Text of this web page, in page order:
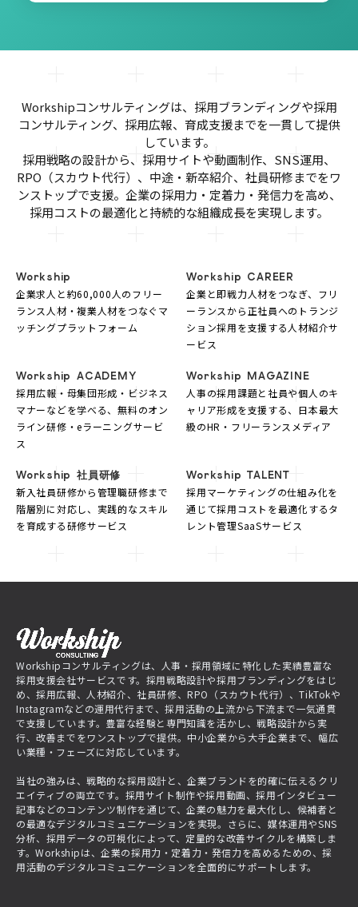
Workshipコンサルティングは、採用ブランディングや採用
コンサルティング、採用広報、育成支援までを一貫して提供
しています。
採用戦略の設計から、採用サイトや動画制作、SNS運用、
RPO（スカウト代行）、中途・新卒紹介、社員研修までをワ
ンストップで支援。企業の採用力・定着力・発信力を高め、
採用コストの最適化と持続的な組織成長を実現します。
Workship
企業求人と約60,000人のフリー
ランス人材・複業人材をつなぐマ
ッチングプラットフォーム
Workship CAREER
企業と即戦力人材をつなぎ、フリ
ーランスから正社員へのトランジ
ション採用を支援する人材紹介サ
ービス
Workship ACADEMY
採用広報・母集団形成・ビジネス
マナーなどを学べる、無料のオン
ライン研修・eラーニングサービ
ス
Workship MAGAZINE
人事の採用課題と社員や個人のキ
ャリア形成を支援する、日本最大
級のHR・フリーランスメディア
Workship 社員研修
新入社員研修から管理職研修まで
階層別に対応し、実践的なスキル
を育成する研修サービス
Workship TALENT
採用マーケティングの仕組み化を
通じて採用コストを最適化するタ
レント管理SaaSサービス
Workshipコンサルティングは、人事・採用領域に特化した実績豊富な
採用支援会社サービスです。採用戦略設計や採用ブランディングをはじ
め、採用広報、人材紹介、社員研修、RPO（スカウト代行）、TikTokや
Instagramなどの運用代行まで、採用活動の上流から下流まで一気通貫
で支援しています。豊富な経験と専門知識を活かし、戦略設計から実
行、改善までをワンストップで提供。中小企業から大手企業まで、幅広
い業種・フェーズに対応しています。
当社の強みは、戦略的な採用設計と、企業ブランドを的確に伝えるクリ
エイティブの両立です。採用サイト制作や採用動画、採用インタビュー
記事などのコンテンツ制作を通じて、企業の魅力を最大化し、候補者と
の最適なデジタルコミュニケーションを実現。さらに、媒体運用やSNS
分析、採用データの可視化によって、定量的な改善サイクルを構築しま
す。Workshipは、企業の採用力・定着力・発信力を高めるための、採
用活動のデジタルコミュニケーションを全面的にサポートします。